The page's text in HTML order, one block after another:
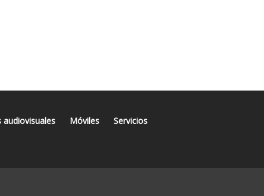
audiovisuales Móviles Servicios